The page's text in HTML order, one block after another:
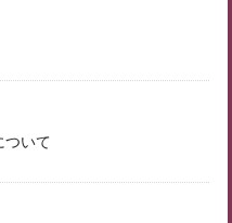
ついて